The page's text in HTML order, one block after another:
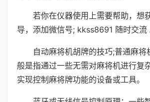
若你在仪器使用上需要帮助，想
导，添加微信号; kkss8691 随时交流
自动麻将机胡牌的技巧;普通麻将
般是指通过一些无需对麻将机进行复
实现控制麻将牌功能的设备或工具。